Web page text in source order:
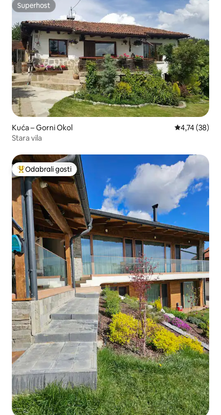
Superhost
Superhost
Kuća – Gorni Okol Prosječna
4,74 (38)
Stara vila
Među najviše rangiranima s oznakom „Odabrali gosti”
Odabrali gosti